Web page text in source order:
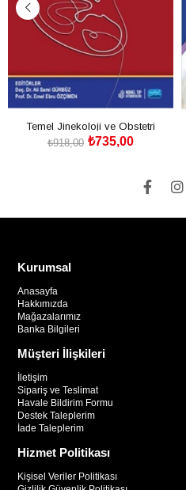
Temel Jinekoloji ve Obstetri
₺735,00
₺918,00
Kurumsal
Anasayfa
Hakkımızda
Mağazalarımız
Banka Bilgileri
Müşteri İlişkileri
İletişim
Sipariş ve Teslimat
Havale Bildirim Formu
Destek Taleplerim
İade Taleplerim
Hizmet Politikası
Kişisel Veriler Politikası